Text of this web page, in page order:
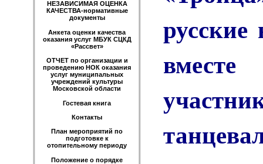
НЕЗАВИСИМАЯ ОЦЕНКА
КАЧЕСТВА-нормативные
документы
Анкета оценки качества
оказания услуг МБУК СЦКД
«Рассвет»
ОТЧЕТ по организации и
проведению НОК оказания
услуг муниципальных
учреждений культуры
Московской области
Гостевая книга
Контакты
План мероприятий по
подготовке к
отопительному периоду
Положение о порядке